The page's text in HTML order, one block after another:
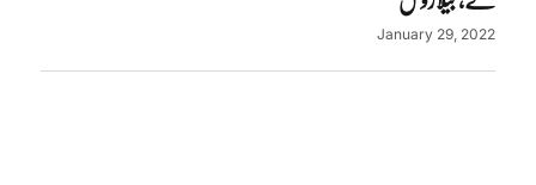
January 29, 2022